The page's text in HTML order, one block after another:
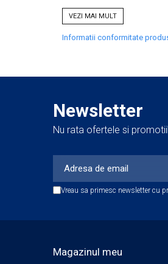
Accesorii Detailing Auto
Pulverizatoare
Pensule şi Perii
Jante şi Anvelope
Compartiment Motor
Paint Protection Film (PPF)
Acreditări & Training
-dilutie pentru uz
-dilutie pentru curatare
-aplicați pe suprafață cu
-ștergeți suprafața cu
VEZI MAI MULT
Informatii conformitate
Newsletter
Nu rata ofertele si
Vreau sa primesc newsletter cu
Magazinul meu